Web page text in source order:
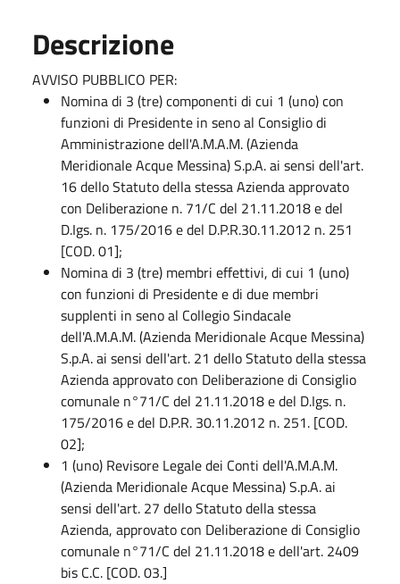
Descrizione
AVVISO PUBBLICO PER:
Nomina di 3 (tre) componenti di cui 1 (uno) con
funzioni di Presidente in seno al Consiglio di
Amministrazione dell'A.M.A.M. (Azienda
Meridionale Acque Messina) S.p.A. ai sensi dell'art.
16 dello Statuto della stessa Azienda approvato
con Deliberazione n. 71/C del 21.11.2018 e del
D.Igs. n. 175/2016 e del D.P.R.30.11.2012 n. 251
[COD. 01];
Nomina di 3 (tre) membri effettivi, di cui 1 (uno)
con funzioni di Presidente e di due membri
supplenti in seno al Collegio Sindacale
dell'A.M.A.M. (Azienda Meridionale Acque Messina)
S.p.A. ai sensi dell'art. 21 dello Statuto della stessa
Azienda approvato con Deliberazione di Consiglio
comunale n°71/C del 21.11.2018 e del D.Igs. n.
175/2016 e del D.P.R. 30.11.2012 n. 251. [COD.
02];
1 (uno) Revisore Legale dei Conti dell'A.M.A.M.
(Azienda Meridionale Acque Messina) S.p.A. ai
sensi dell'art. 27 dello Statuto della stessa
Azienda, approvato con Deliberazione di Consiglio
comunale n°71/C del 21.11.2018 e dell'art. 2409
bis C.C. [COD. 03.]